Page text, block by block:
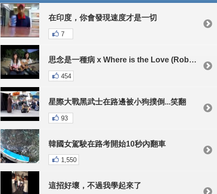
在印度，你會發現速度才是一切
7
思念是一種病 x Where is the Love (Robynn and Kendy)
454
星際大戰黑武士在路邊被小狗撲倒...笑翻
93
韓國女駕駛在路考開始10秒內翻車
1,550
這招好壞，不過我學起來了